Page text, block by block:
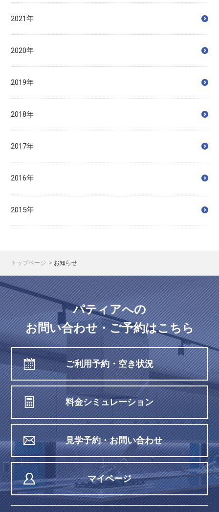
2021年
2020年
2019年
2018年
2017年
2016年
2015年
トップページ お知らせ
パティアへの
お問い合わせ・ご予約はこちら
ご利用予約・空き状況
料金シミュレーション
見学予約・お問い合わせ
マイページ